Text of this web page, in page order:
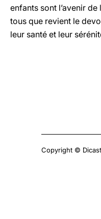
enfants sont l’avenir de
tous que revient le
leur santé et leur
Copyright ©